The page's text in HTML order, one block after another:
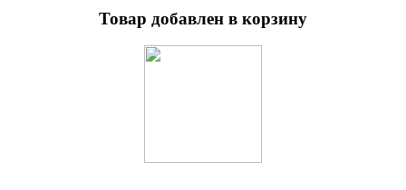
Товар добавлен в корзину